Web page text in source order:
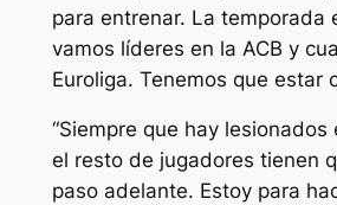
para entrenar. La temporada
vamos líderes en la ACB y
Euroliga. Tenemos que estar
“Siempre que hay lesionados
el resto de jugadores tienen
paso adelante. Estoy para